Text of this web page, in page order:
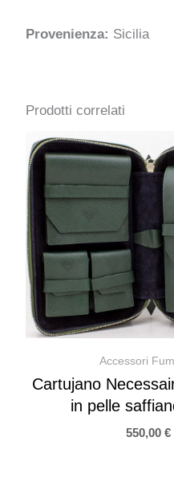
Provenienza: Sicilia
Prodotti correlati
Accessori
Cartujano
in pelle
550,00 €